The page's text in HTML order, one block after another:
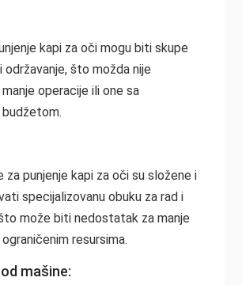
kapi za oči mogu biti skupe
održavanje, što možda nije
operacije ili one sa
za punjenje kapi za oči su složene i
specijalizovanu obuku za rad i
može biti nedostatak za manje
resursima.
mašine: